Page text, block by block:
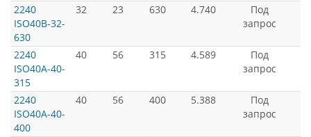
2240
ISO40B-32-
630
32 23 630 4.740
Под
запрос
2240
ISO40A-40-
315
40 56 315 4.589
Под
запрос
2240
ISO40A-40-
400
40 56 400 5.388
Под
запрос